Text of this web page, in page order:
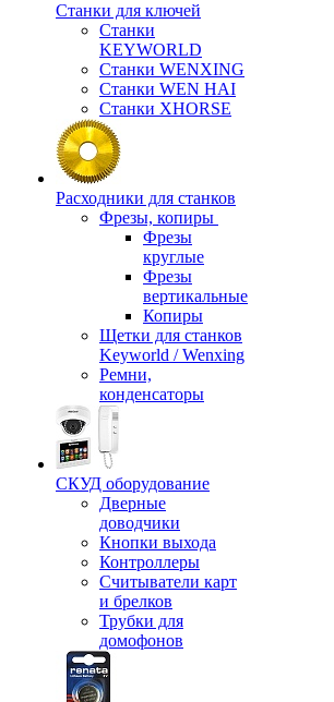
Станки для ключей
Станки
KEYWORLD
Станки WENXING
Станки WEN HAI
Станки XHORSE
Расходники для станков
Фрезы, копиры
Фрезы
круглые
Фрезы
вертикальные
Копиры
Щетки для станков
Keyworld / Wenxing
Ремни,
конденсаторы
СКУД оборудование
Дверные
доводчики
Кнопки выхода
Контроллеры
Считыватели карт
и брелков
Трубки для
домофонов